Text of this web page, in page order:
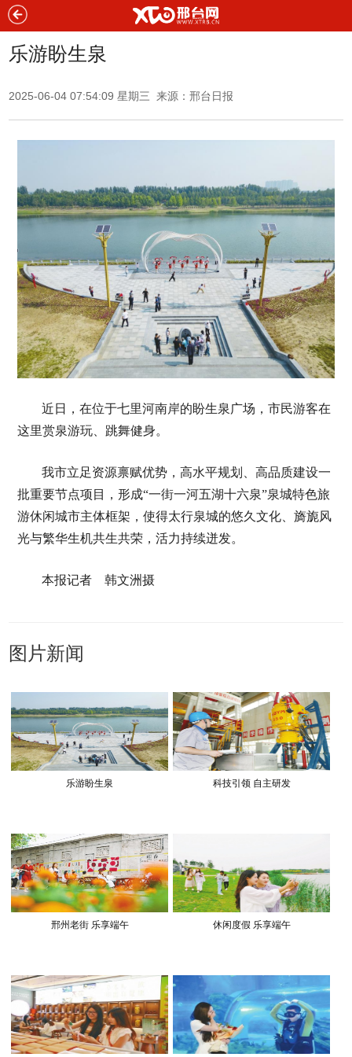
乐游盼生泉
2025-06-04 07:54:09 星期三 来源：邢台日报
近日，在位于七里河南岸的盼生泉广场，市民游客在
这里赏泉游玩、跳舞健身。
我市立足资源禀赋优势，高水平规划、高品质建设一
批重要节点项目，形成“一街一河五湖十六泉”泉城特色旅
游休闲城市主体框架，使得太行泉城的悠久文化、旖旎风
光与繁华生机共生共荣，活力持续迸发。
本报记者 韩文洲摄
图片新闻
乐游盼生泉 科技引领 自主研发
邢州老街 乐享端午 休闲度假 乐享端午